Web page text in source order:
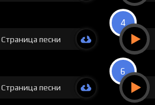
Страница песни
4
Страница песни
6